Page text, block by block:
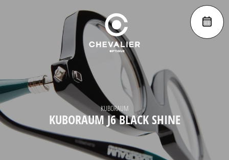
KUBORAUM
KUBORAUM J6 BLACK SHINE